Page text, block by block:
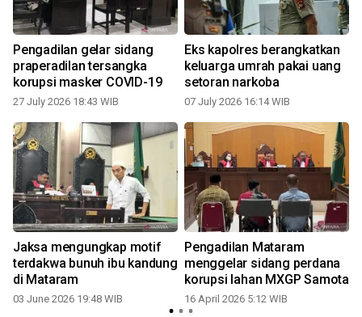
Pengadilan gelar sidang
praperadilan tersangka
korupsi masker COVID-19
27 July 2026 18:43 WIB
Eks kapolres berangkatkan
keluarga umrah pakai uang
setoran narkoba
07 July 2026 16:14 WIB
Jaksa mengungkap motif
terdakwa bunuh ibu kandung
di Mataram
03 June 2026 19:48 WIB
Pengadilan Mataram
menggelar sidang perdana
korupsi lahan MXGP Samota
16 April 2026 5:12 WIB